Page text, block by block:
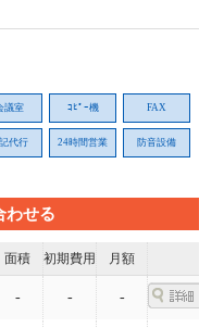
議室 ｺﾋﾟｰ機 FAX
代行 24時間営業 防音設備
わせる
面積 初期費用 月額
- - -